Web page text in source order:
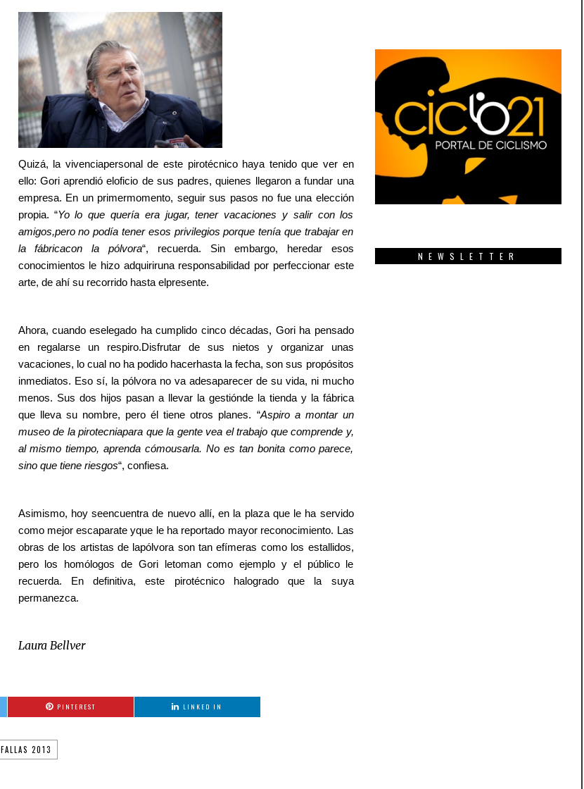
Quizá, la vivenciapersonal de este pirotécnico haya tenido que ver en
ello: Gori aprendió eloficio de sus padres, quienes llegaron a fundar una
empresa. En un primermomento, seguir sus pasos no fue una elección
propia. “Yo lo que quería era jugar, tener vacaciones y salir con los
amigos,pero no podía tener esos privilegios porque tenía que trabajar en
la fábricacon la pólvora“, recuerda. Sin embargo, heredar esos
conocimientos le hizo adquiriruna responsabilidad por perfeccionar este
arte, de ahí su recorrido hasta elpresente.
Ahora, cuando eselegado ha cumplido cinco décadas, Gori ha pensado
en regalarse un respiro.Disfrutar de sus nietos y organizar unas
vacaciones, lo cual no ha podido hacerhasta la fecha, son sus propósitos
inmediatos. Eso sí, la pólvora no va adesaparecer de su vida, ni mucho
menos. Sus dos hijos pasan a llevar la gestiónde la tienda y la fábrica
que lleva su nombre, pero él tiene otros planes. “Aspiro a montar un
museo de la pirotecniapara que la gente vea el trabajo que comprende y,
al mismo tiempo, aprenda cómousarla. No es tan bonita como parece,
sino que tiene riesgos“, confiesa.
Asimismo, hoy seencuentra de nuevo allí, en la plaza que le ha servido
como mejor escaparate yque le ha reportado mayor reconocimiento. Las
obras de los artistas de lapólvora son tan efímeras como los estallidos,
pero los homólogos de Gori letoman como ejemplo y el público le
recuerda. En definitiva, este pirotécnico halogrado que la suya
permanezca.
Laura Bellver
PINTEREST LINKED IN
FALLAS 2013
NEWSLETTER